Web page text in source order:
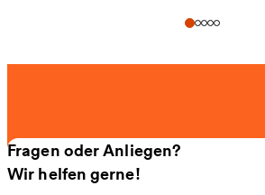
Fragen oder Anliegen?
Wir helfen gerne!